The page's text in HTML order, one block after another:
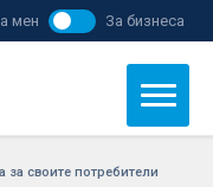
мен За бизнеса
за своите потребители